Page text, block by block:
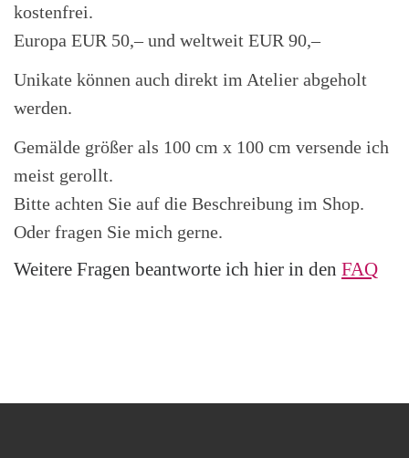
kostenfrei.
Europa EUR 50,– und weltweit EUR 90,–
Unikate können auch direkt im Atelier abgeholt
werden.
Gemälde größer als 100 cm x 100 cm versende ich
meist gerollt.
Bitte achten Sie auf die Beschreibung im Shop.
Oder fragen Sie mich gerne.
Weitere Fragen beantworte ich hier in den FAQ